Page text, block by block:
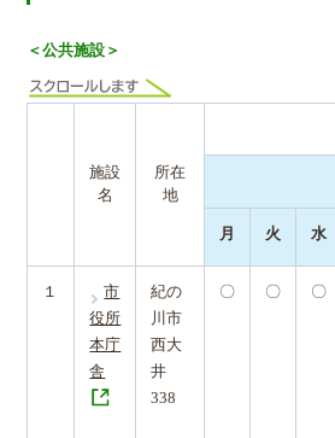
＜公共施設＞
施設
名
所在
地
月 火 水
１
市
役所
本庁
舎
紀の
川市
西大
井
338
〇 〇 〇